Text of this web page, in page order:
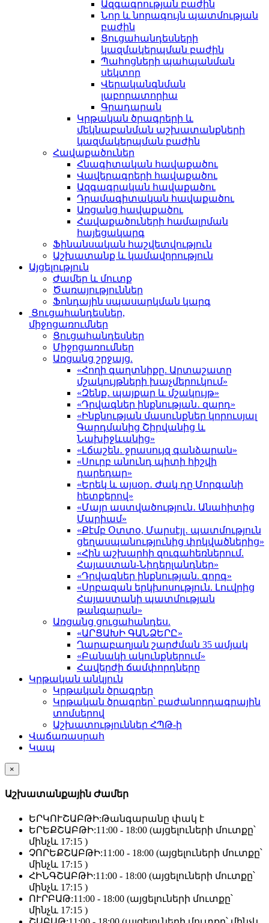
Ազգագրության բաժին
Նոր և նորագույն պատմության
բաժին
Ցուցահանդեսների
կազմակերպման բաժին
Պահոցների պահպանման
սեկտոր
Վերականգնման
լաբորատորիա
Գրադարան
Կրթական ծրագրերի և
մեկնաբանման աշխատանքների
կազմակերպման բաժին
Հավաքածուներ
Հնագիտական հավաքածու
Վավերագրերի հավաքածու
Ազգագրական հավաքածու
Դրամագիտական հավաքածու
Առցանց հավաքածու
Հավաքածուների համալրման
հայեցակարգ
Ֆինանսական հաշվետվություն
Աշխատանք և կամավորություն
Այցելություն
Ժամեր և մուտք
Ծառայություններ
Ֆոնդային սպասարկման կարգ
Ցուցահանդեսներ,
միջոցառումներ
Ցուցահանդեսներ
Միջոցառումներ
Առցանց շրջայց.
«Հողի գաղտնիքը. Արտաշատը
մշակույթների խաչմերուկում»
«Զենք․ պայքար և մշակույթ»
«Դրվագներ ինքնության․ զարդ»
«Ինքնության մասունքներ կորուսյալ
Գարդմանից Շիրվանից և
Նախիջևանից»
«Լճաշեն․ ջրասույզ գանձարան»
«Սուրբ անունդ պիտի հիշվի
դարեդար»
«Երեկ և այսօր․ Ժակ դը Մորգանի
հետքերով»
«Մայր աստվածություն․ Անահիտից
Մարիամ»
«Քէմբ Օտտօ, Մարսէյլ․ պատմություն
ցեղասպանությունից փրկվածներից»
«Հին աշխարհի զուգահեռներում.
Հայաստան-Նիդերլանդներ»
«Դրվագներ ինքնության. գորգ»
«Սրբազան երկխոսություն. Լուվրից
Հայաստանի պատմության
թանգարան»
Առցանց ցուցահանդես.
«ԱՐՑԱԽԻ ԳԱՆՁԵՐԸ»
Ղարաբաղյան շարժման 35 ամյակ
«Բանակի ակունքներում»
Հավերժի ճամփորդները
Կրթական անկյուն
Կրթական ծրագրեր
Կրթական ծրագրեր՝ բաժանորդագրային
տոմսերով
Աշխատություններ ՀՊԹ-ի
Վաճառասրահ
Կապ
×
Աշխատանքային Ժամեր
ԵՐԿՈՒՇԱԲԹԻ:Թանգարանը փակ է
ԵՐԵՔՇԱԲԹԻ:11:00 - 18:00 (այցելուների մուտքը՝
մինչև 17:15 )
ՉՈՐԵՔՇԱԲԹԻ:11:00 - 18:00 (այցելուների մուտքը՝
մինչև 17:15 )
ՀԻՆԳՇԱԲԹԻ:11:00 - 18:00 (այցելուների մուտքը՝
մինչև 17:15 )
ՈՒՐԲԱԹ:11:00 - 18:00 (այցելուների մուտքը՝
մինչև 17:15 )